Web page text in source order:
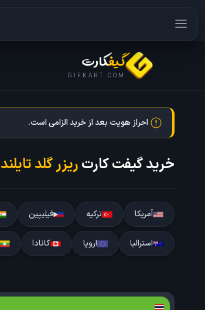
گیفکارت
GIFKART.COM
احراز هویت بعد از خرید الزامی است.
خرید گیفت کارتریزر گلد تایلند
آمریکا ترکیه فیلیپین
استرالیا اروپا کانادا